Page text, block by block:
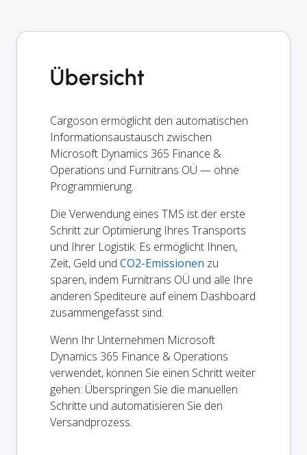
Übersicht
Cargoson ermöglicht den automatischen
Informationsaustausch zwischen
Microsoft Dynamics 365 Finance &
Operations und Furnitrans OÜ — ohne
Programmierung.
Die Verwendung eines TMS ist der erste
Schritt zur Optimierung Ihres Transports
und Ihrer Logistik. Es ermöglicht Ihnen,
Zeit, Geld und CO2-Emissionen zu
sparen, indem Furnitrans OÜ und alle Ihre
anderen Spediteure auf einem Dashboard
zusammengefasst sind.
Wenn Ihr Unternehmen Microsoft
Dynamics 365 Finance & Operations
verwendet, können Sie einen Schritt weiter
gehen: Überspringen Sie die manuellen
Schritte und automatisieren Sie den
Versandprozess.